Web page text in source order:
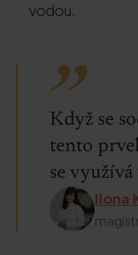
vodou.
Když se
tento
se
Ilona